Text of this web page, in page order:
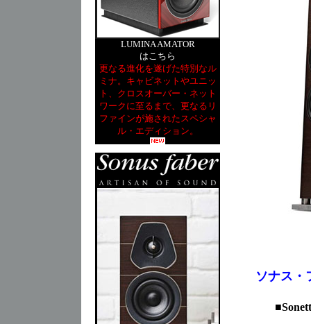
LUMINA AMATOR
はこちら
更なる進化を遂げた特別なル
ミナ。キャビネットやユニッ
ト、クロスオーバー・ネット
ワークに至るまで、更なるリ
ファインが施されたスペシャ
ル・エディション。
ソナス・
■